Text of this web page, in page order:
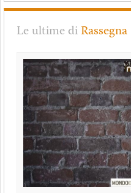
Le ultime diRassegna